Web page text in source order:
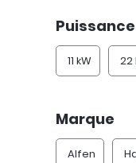
Puissance
11 kW 22
Marque
Alfen